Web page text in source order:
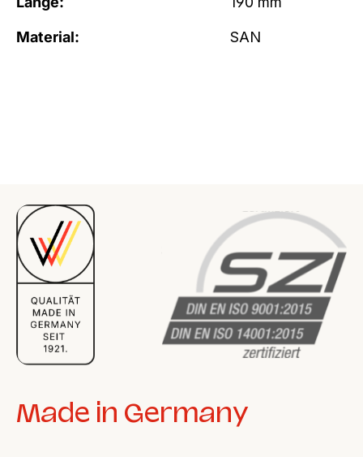
Material: SAN
Made in Germany